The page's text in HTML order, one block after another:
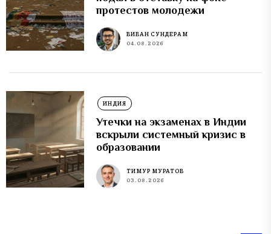
протестов молодежи
ВИВАН СУНДЕРАМ
04.08.2026
ИНДИЯ
Утечки на экзаменах в Индии
вскрыли системный кризис в
образовании
ТИМУР МУРАТОВ
03.08.2026